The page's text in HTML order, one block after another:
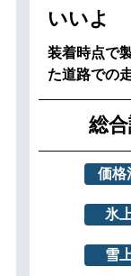
いいよ
装着時点で
た道路での
総
価格
氷
雪